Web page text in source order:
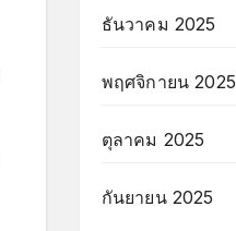
ธันวาคม 2025
พฤศจิกายน 2025
ตุลาคม 2025
กันยายน 2025